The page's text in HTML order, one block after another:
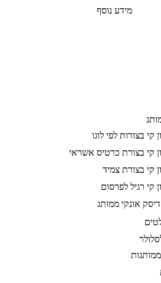
קי בצורות לפי לוגו
קי בצורת כרטיס אשראי
קי בצורת צמיד
קי רגיל לפרסום
אונקי ממותג
ממותגות
מידע נוסף